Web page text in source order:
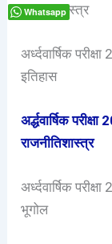
रसायन शास्त्र
अर्ध्दवार्षिक
इतिहास
अर्द्धवार्षिक
राजनीतिशास्त्र
अर्ध्दवार्षिक
भूगोल
Whatsapp